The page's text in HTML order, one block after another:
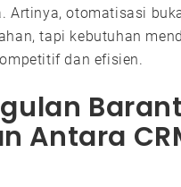
Artinya, otomatisasi
tapi kebutuhan
dan efisien.
Antara